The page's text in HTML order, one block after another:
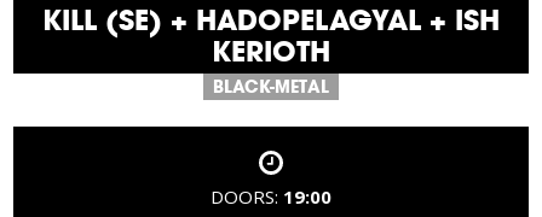
KILL (SE) + HADOPELAGYAL + ISH
KERIOTH
BLACK-METAL
DOORS: 19:00